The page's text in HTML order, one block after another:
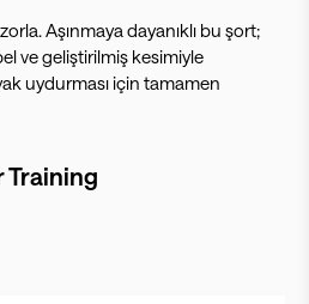
zorla. Aşınmaya dayanıklı bu şort;
ve geliştirilmiş kesimiyle
uydurması için tamamen
Training